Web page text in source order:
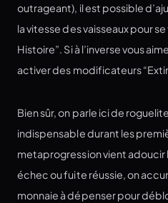
outrageant), il est possible
la vitesse des vaisseaux pour
Histoire”. Si à l’inverse vous
activer des modificateurs
Bien sûr, on parle ici de
indispensable durant les
metaprogression vient adoucir
échec ou fuite réussie, on
monnaie à dépenser pour